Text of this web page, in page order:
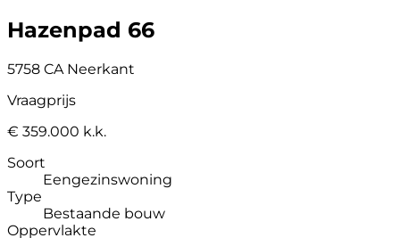
Hazenpad 66
5758 CA Neerkant
Vraagprijs
€ 359.000 k.k.
Soort
Eengezinswoning
Type
Bestaande bouw
Oppervlakte